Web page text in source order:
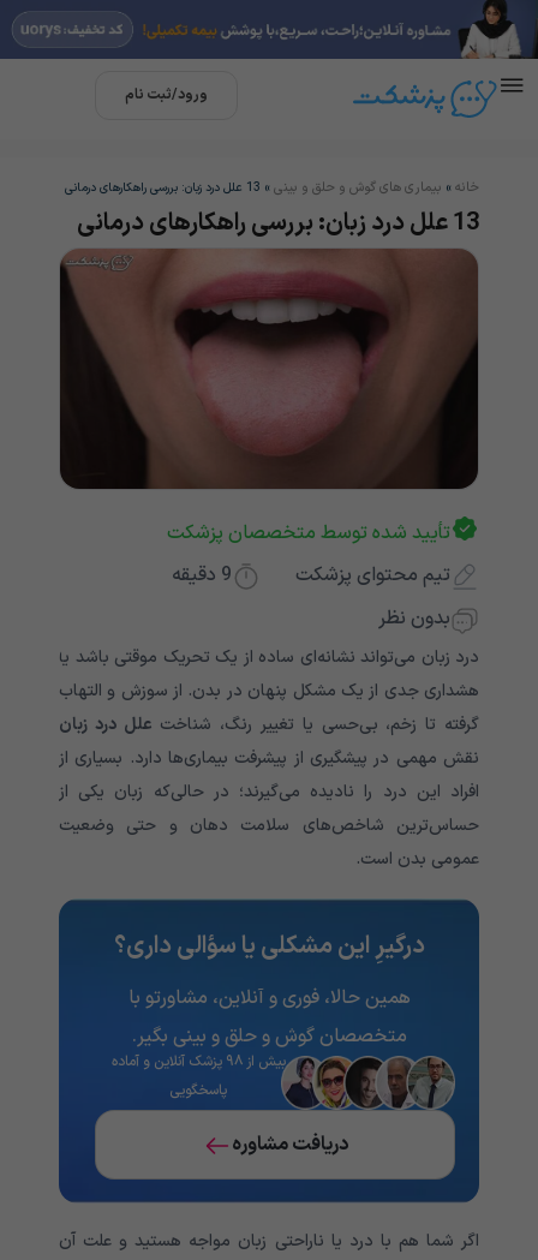
ورود/ثبت نام
خانه » بیماری های گوش و حلق و بینی » 13 علل درد زبان: بررسی راهکارهای درمانی
13 علل درد زبان: بررسی راهکارهای درمانی
تأیید شده توسط متخصصان پزشکت
تیم محتوای پزشکت
9 دقیقه
بدون نظر
درد زبان می‌تواند نشانه‌ای ساده از یک تحریک موقتی باشد یا
هشداری جدی از یک مشکل پنهان در بدن. از سوزش و التهاب
گرفته تا زخم، بی‌حسی یا تغییر رنگ، شناخت علل درد زبان
نقش مهمی در پیشگیری از پیشرفت بیماری‌ها دارد. بسیاری از
افراد این درد را نادیده می‌گیرند؛ در حالی‌که زبان یکی از
حساس‌ترین شاخص‌های سلامت دهان و حتی وضعیت
عمومی بدن است.
درگیرِ این مشکلی یا سؤالی داری؟
همین حالا، فوری و آنلاین، مشاورتو با
متخصصان گوش و حلق و بینی بگیر.
بیش از ۹۸ پزشک آنلاین و آماده
پاسخگویی
دریافت مشاوره
اگر شما هم با درد یا ناراحتی زبان مواجه هستید و علت آن